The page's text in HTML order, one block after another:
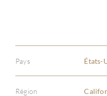
Pays États-
Région